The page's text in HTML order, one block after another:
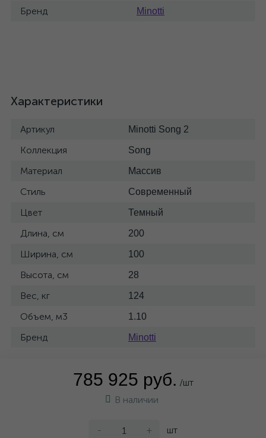
Бренд Minotti
Характеристики
Артикул Minotti Song 2
Коллекция Song
Материал Массив
Стиль Современный
Цвет Темный
Длина, см 200
Ширина, см 100
Высота, см 28
Вес, кг 124
Объем, м3 1.10
Бренд Minotti
785 925 руб. /шт
В наличии
- + шт